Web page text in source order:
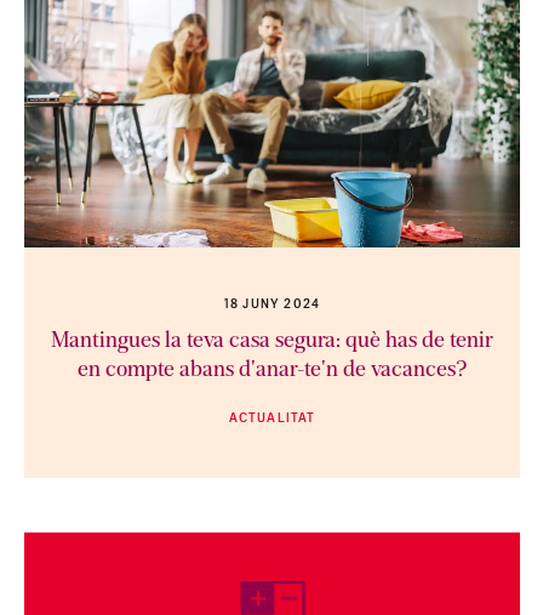
18 JUNY 2024
Mantingues la teva casa segura: què has de tenir
en compte abans d'anar-te'n de vacances?
ACTUALITAT